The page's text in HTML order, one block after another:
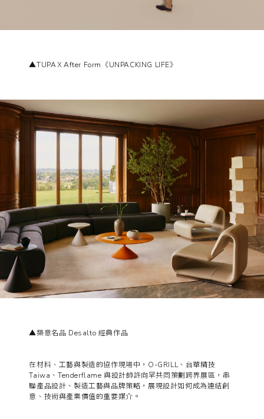
▲TUPAＸAfter Form《UNPACKING LIFE》
▲築意名品 Desalto 經典作品
在材料、工藝與製造的協作現場中，O-GRILL、台華精技
Taiwa、Tenderflame 與設計師許向罕共同策劃跨界展區，串
聯產品設計、製造工藝與品牌策略，展現設計如何成為連結創
意、技術與產業價值的重要媒介。